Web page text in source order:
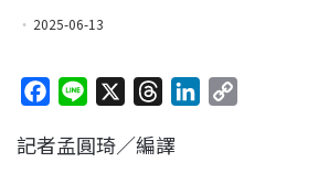
2025-06-13
c
n
r
記者孟圓琦／編譯